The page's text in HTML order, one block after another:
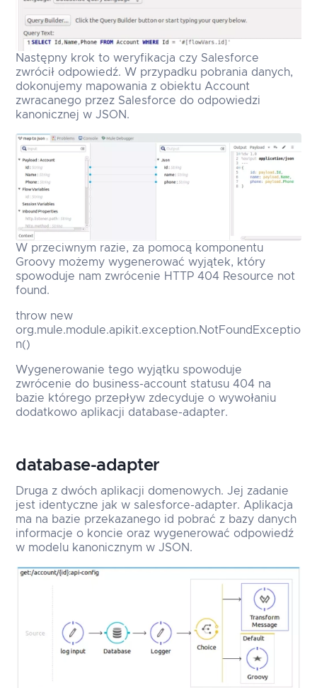
Następny krok to weryfikacja czy Salesforce
zwrócił odpowiedź. W przypadku pobrania danych,
dokonujemy mapowania z obiektu Account
zwracanego przez Salesforce do odpowiedzi
kanonicznej w JSON.
W przeciwnym razie, za pomocą komponentu
Groovy możemy wygenerować wyjątek, który
spowoduje nam zwrócenie HTTP 404 Resource not
found.
throw new
org.mule.module.apikit.exception.NotFoundExceptio
n()
Wygenerowanie tego wyjątku spowoduje
zwrócenie do business-account statusu 404 na
bazie którego przepływ zdecyduje o wywołaniu
dodatkowo aplikacji database-adapter.
database-adapter
Druga z dwóch aplikacji domenowych. Jej zadanie
jest identyczne jak w salesforce-adapter. Aplikacja
ma na bazie przekazanego id pobrać z bazy danych
informacje o koncie oraz wygenerować odpowiedź
w modelu kanonicznym w JSON.